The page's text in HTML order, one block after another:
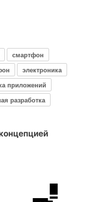
смартфон
электроника
приложений
разработка